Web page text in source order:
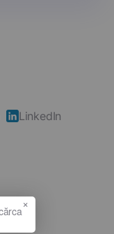
LinkedIn
×